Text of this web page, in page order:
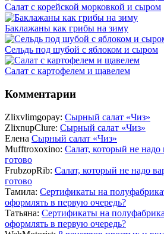
Салат с корейской морковкой и сыром
Баклажаны как грибы на зиму
Сельдь под шубой с яблоком и сыром
Салат с картофелем и щавелем
Комментарии
Zlixvlimgopay: Сырный салат «Чиз»
ZlixnupClure: Сырный салат «Чиз»
Елена Сырный салат «Чиз»
Mufftroxoxino: Салат, который не надо
готово
FrubzopRib: Салат, который не надо
готово
Тамила: Сертификаты на
оформлять в первую очередь?
Татьяна: Сертификаты на
оформлять в первую очередь?